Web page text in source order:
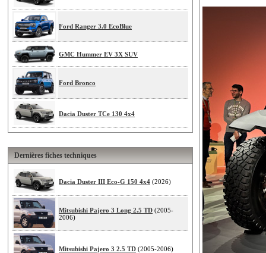
Ford Ranger 3.0 EcoBlue
GMC Hummer EV 3X SUV
Ford Bronco
Dacia Duster TCe 130 4x4
Dernières fiches techniques
Dacia Duster III Eco-G 150 4x4 (2026)
Mitsubishi Pajero 3 Long 2.5 TD (2005-
2006)
Mitsubishi Pajero 3 2.5 TD (2005-2006)